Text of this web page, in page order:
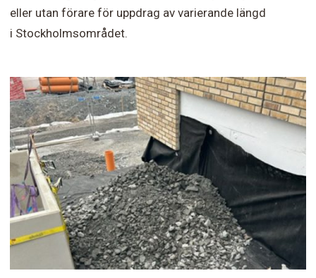
eller utan förare för uppdrag av varierande längd
i Stockholmsområdet.